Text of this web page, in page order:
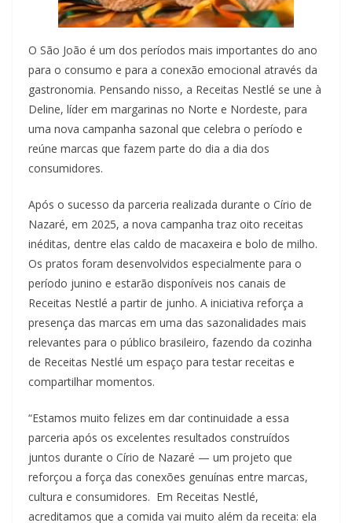
O São João é um dos períodos mais importantes do ano
para o consumo e para a conexão emocional através da
gastronomia. Pensando nisso, a Receitas Nestlé se une à
Deline, líder em margarinas no Norte e Nordeste, para
uma nova campanha sazonal que celebra o período e
reúne marcas que fazem parte do dia a dia dos
consumidores.
Após o sucesso da parceria realizada durante o Círio de
Nazaré, em 2025, a nova campanha traz oito receitas
inéditas, dentre elas caldo de macaxeira e bolo de milho.
Os pratos foram desenvolvidos especialmente para o
período junino e estarão disponíveis nos canais de
Receitas Nestlé a partir de junho. A iniciativa reforça a
presença das marcas em uma das sazonalidades mais
relevantes para o público brasileiro, fazendo da cozinha
de Receitas Nestlé um espaço para testar receitas e
compartilhar momentos.
“Estamos muito felizes em dar continuidade a essa
parceria após os excelentes resultados construídos
juntos durante o Círio de Nazaré — um projeto que
reforçou a força das conexões genuínas entre marcas,
cultura e consumidores. Em Receitas Nestlé,
acreditamos que a comida vai muito além da receita: ela